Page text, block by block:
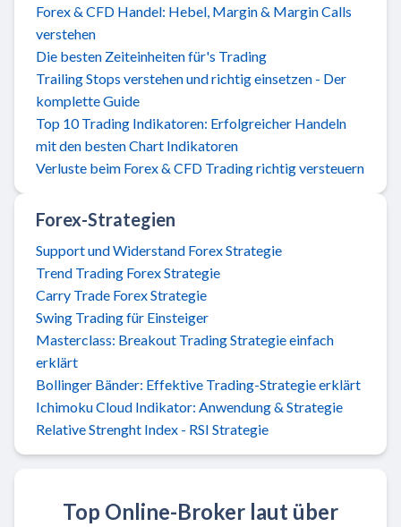
Forex & CFD Handel: Hebel, Margin & Margin Calls
verstehen
Die besten Zeiteinheiten für's Trading
Trailing Stops verstehen und richtig einsetzen - Der
komplette Guide
Top 10 Trading Indikatoren: Erfolgreicher Handeln
mit den besten Chart Indikatoren
Verluste beim Forex & CFD Trading richtig versteuern
Forex-Strategien
Support und Widerstand Forex Strategie
Trend Trading Forex Strategie
Carry Trade Forex Strategie
Swing Trading für Einsteiger
Masterclass: Breakout Trading Strategie einfach
erklärt
Bollinger Bänder: Effektive Trading-Strategie erklärt
Ichimoku Cloud Indikator: Anwendung & Strategie
Relative Strenght Index - RSI Strategie
Top Online-Broker laut über